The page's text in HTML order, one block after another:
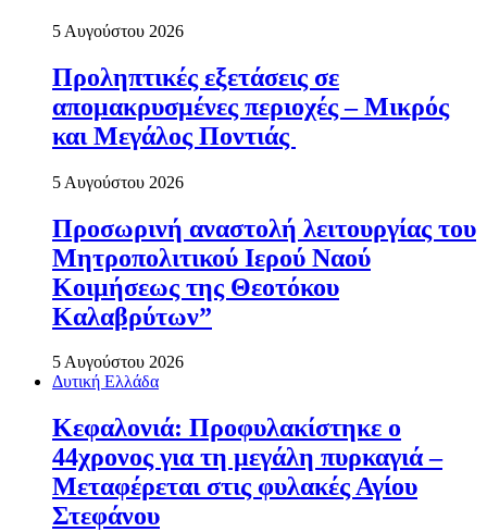
5 Αυγούστου 2026
Προληπτικές εξετάσεις σε
απομακρυσμένες περιοχές – Μικρός
και Μεγάλος Ποντιάς
5 Αυγούστου 2026
Προσωρινή αναστολή λειτουργίας του
Μητροπολιτικού Ιερού Ναού
Κοιμήσεως της Θεοτόκου
Καλαβρύτων”
5 Αυγούστου 2026
Δυτική Ελλάδα
Κεφαλονιά: Προφυλακίστηκε ο
44χρονος για τη μεγάλη πυρκαγιά –
Μεταφέρεται στις φυλακές Αγίου
Στεφάνου